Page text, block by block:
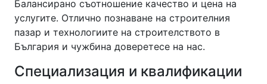
Балансирано съотношение качество и цена на
услугите. Отлично познаване на строителния
пазар и технологиите на строителството в
България и чужбина доверетесе на нас.
Специализация и квалификации